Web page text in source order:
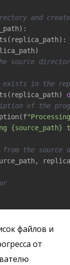
and
source
in the
of the
the
файлов и
от